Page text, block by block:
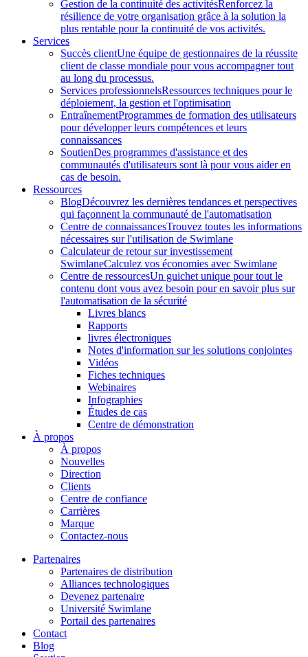
Gestion de la continuité des activitésRenforcez la
résilience de votre organisation grâce à la solution la
plus rentable pour la continuité de vos activités.
Services
Succès clientUne équipe de gestionnaires de la réussite
client de classe mondiale pour vous accompagner tout
au long du processus.
Services professionnelsRessources techniques pour le
déploiement, la gestion et l'optimisation
EntraînementProgrammes de formation des utilisateurs
pour développer leurs compétences et leurs
connaissances
SoutienDes programmes d'assistance et des
communautés d'utilisateurs sont là pour vous aider en
cas de besoin.
Ressources
BlogDécouvrez les dernières tendances et perspectives
qui façonnent la communauté de l'automatisation
Centre de connaissancesTrouvez toutes les informations
nécessaires sur l'utilisation de Swimlane
Calculateur de retour sur investissement
SwimlaneCalculez vos économies avec Swimlane
Centre de ressourcesUn guichet unique pour tout le
contenu dont vous avez besoin pour en savoir plus sur
l'automatisation de la sécurité
Livres blancs
Rapports
livres électroniques
Notes d'information sur les solutions conjointes
Vidéos
Fiches techniques
Webinaires
Infographies
Études de cas
Centre de démonstration
À propos
À propos
Nouvelles
Direction
Clients
Centre de confiance
Carrières
Marque
Contactez-nous
Partenaires
Partenaires de distribution
Alliances technologiques
Devenez partenaire
Université Swimlane
Portail des partenaires
Contact
Blog